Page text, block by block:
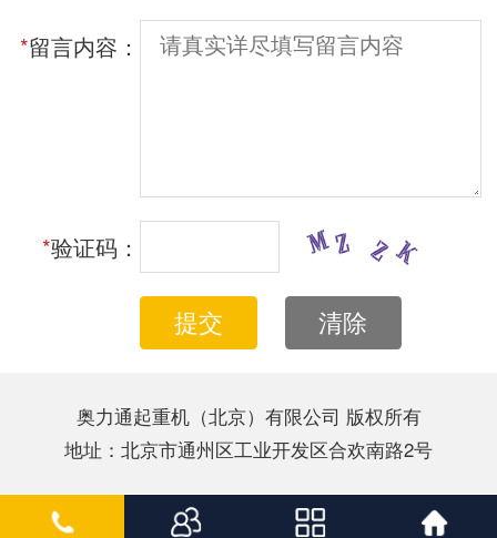
*留言内容：
*验证码：
提交 清除
奥力通起重机（北京）有限公司 版权所有
地址：北京市通州区工业开发区合欢南路2号